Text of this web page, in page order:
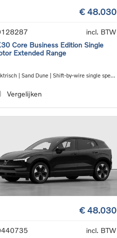
€ 48.030
incl. BTW
Core Business Edition Single
Extended Range
| Sand Dune | Shift-by-wire single speed
Vergelijken
€ 48.030
incl. BTW